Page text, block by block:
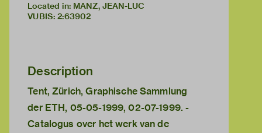
Located in: MANZ, JEAN-LUC
VUBIS: 2:63902
Description
Tent, Zürich, Graphische Sammlung
der ETH, 05-05-1999, 02-07-1999. -
Catalogus over het werk van de